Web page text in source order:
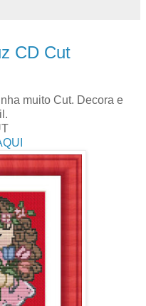
CD Cut
muito Cut. Decora e